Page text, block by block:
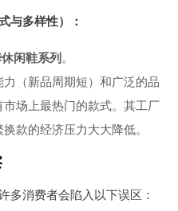
与多样性）：
闲鞋系列 。
（新品周期短）和广泛的品
场上最热门的款式。其工厂
款的经济压力大大降低。
多消费者会陷入以下误区：